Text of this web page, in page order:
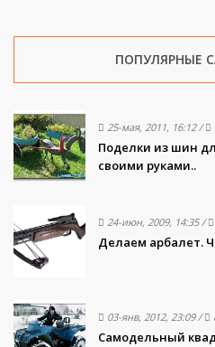
ПОПУЛЯРНЫЕ
25-мая, 2011, 16:12/
Поделки из шин
своими руками..
24-июн, 2009, 14:35/
Делаем арбалет.
03-янв, 2012, 23:09/
Самодельный